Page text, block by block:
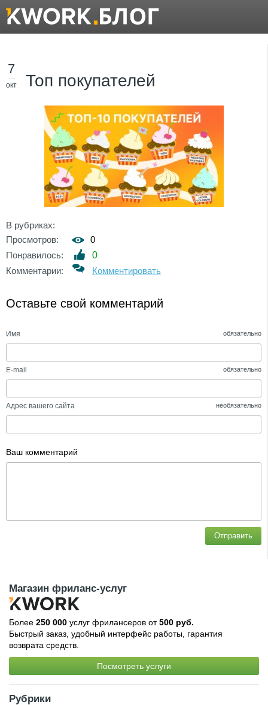
7
окт Топ покупателей
В рубриках:
Просмотров:
0
Понравилось:
0
Комментарии:
Комментировать
Оставьте свой комментарий
Имя обязательно
E-mail обязательно
Адрес вашего сайта необязательно
Ваш комментарий
Отправить
Магазин фриланс-услуг
Более 250 000 услуг фрилансеров от500 руб.
Быстрый заказ, удобный интерфейс работы, гарантия
возврата средств.
Посмотреть услуги
Рубрики